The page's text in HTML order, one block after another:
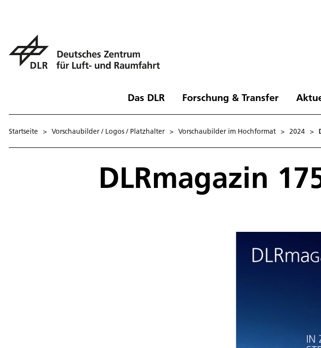
Das DLR Forschung & Transfer
Startseite > Vorschaubilder / Logos / Platzhalter > Vorschaubilder im Hochformat > 2024 >
DLRmagazin